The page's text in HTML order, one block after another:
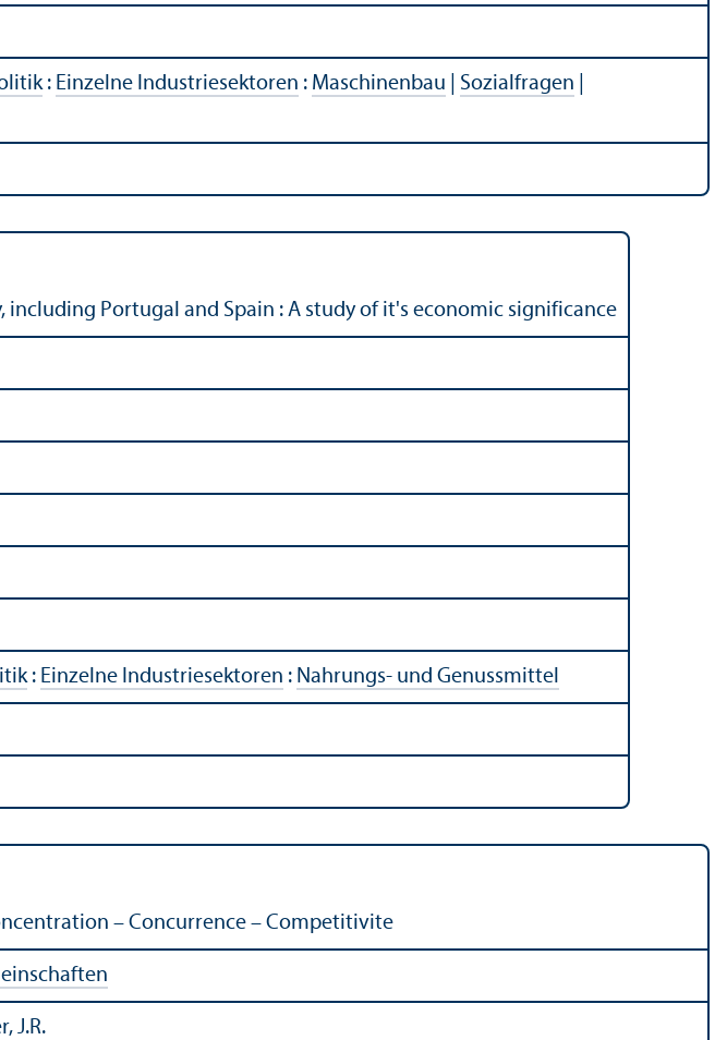
: Einzelne Industriesektoren : Maschinenbau Sozialfragen
including Portugal and Spain : A study of it's economic significance
: Einzelne Industriesektoren : Nahrungs- und Genussmittel
– Concurrence – Competitivite
J.R.